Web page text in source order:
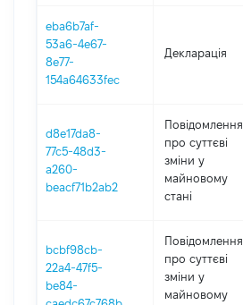
eba6b7af-
53a6-4e67-
8e77-
154a64633fec
Декларація
d8e17da8-
77c5-48d3-
a260-
beacf71b2ab2
Повідомлення
про суттєві
зміни y
майновому
стані
bcbf98cb-
22a4-47f5-
be84-
Повідомлення
про суттєві
зміни y
майновому